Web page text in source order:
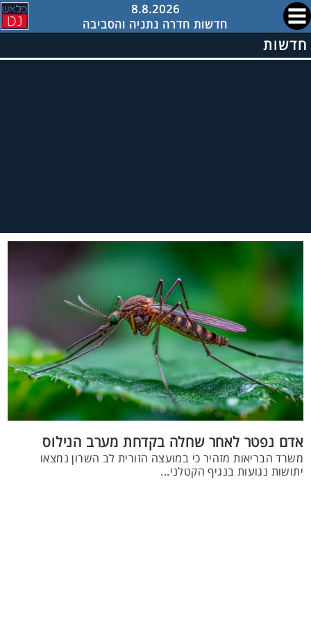
8.8.2026
חדשות חדרה נתניה והסביבה
חדשות
אדם נפטר לאחר שחלה בקדחת מערב הנילוס
משרד הבריאות מזהיר כי במועצה הזורית לב השרון נמצאו
יתושות נגועות בנגיף הקטלני...